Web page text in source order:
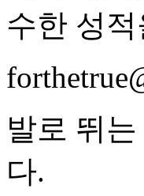
수한 성
발로 뛰
다.